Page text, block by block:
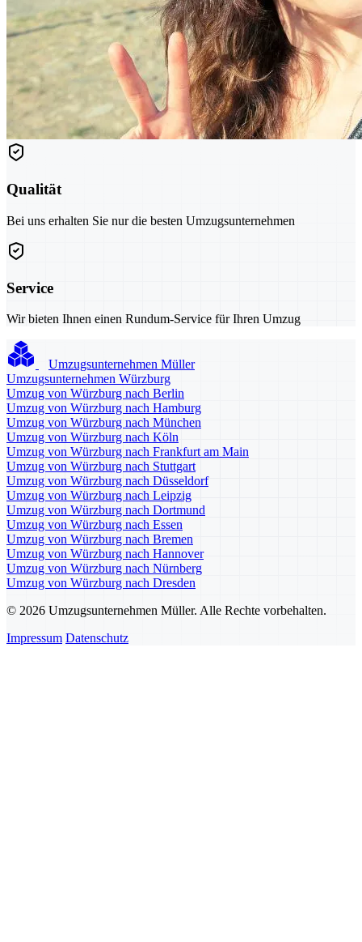
Qualität
Bei uns erhalten Sie nur die besten Umzugsunternehmen
Service
Wir bieten Ihnen einen Rundum-Service für Ihren Umzug
Umzugsunternehmen Müller
Umzugsunternehmen Würzburg
Umzug von Würzburg nach Berlin
Umzug von Würzburg nach Hamburg
Umzug von Würzburg nach München
Umzug von Würzburg nach Köln
Umzug von Würzburg nach Frankfurt am Main
Umzug von Würzburg nach Stuttgart
Umzug von Würzburg nach Düsseldorf
Umzug von Würzburg nach Leipzig
Umzug von Würzburg nach Dortmund
Umzug von Würzburg nach Essen
Umzug von Würzburg nach Bremen
Umzug von Würzburg nach Hannover
Umzug von Würzburg nach Nürnberg
Umzug von Würzburg nach Dresden
© 2026 Umzugsunternehmen Müller. Alle Rechte vorbehalten.
Impressum Datenschutz